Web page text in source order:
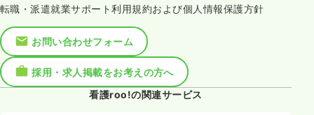
転職・派遣就業サポート利用規約および個人情報保護方針
お問い合わせフォーム
採用・求人掲載をお考えの方へ
看護roo!の関連サービス